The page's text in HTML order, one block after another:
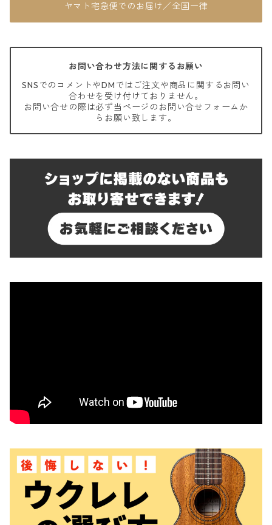
ヤマト宅急便でのお届け／全国一律
お問い合わせ方法に関するお願い
SNSでのコメントやDMではご注文や商品に関するお問い
合わせを受け付けておりません。
お問い合せの際は必ず当ページのお問い合せフォームか
らお願い致します。